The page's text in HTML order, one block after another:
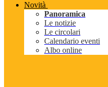
Novità
Panoramica
Le notizie
Le circolari
Calendario eventi
Albo online